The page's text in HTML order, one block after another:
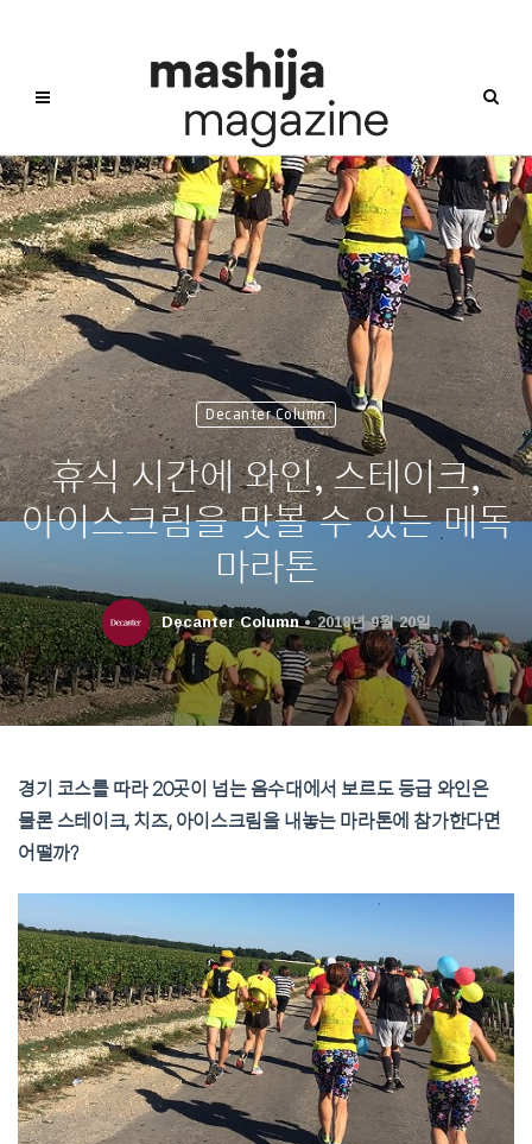
Decanter Column
휴식 시간에 와인, 스테이크,
아이스크림을 맛볼 수 있는 메독
마라톤
Decanter Column 2018년 9월 20일
경기 코스를 따라 20곳이 넘는 음수대에서 보르도 등급 와인은
물론 스테이크, 치즈, 아이스크림을 내놓는 마라톤에 참가한다면
어떨까?